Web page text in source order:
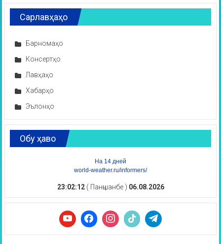
Сарлавҳаҳо
Барномаҳо
Консертҳо
Лавҳаҳо
Хабарҳо
Эълонҳо
Обу ҳаво
На 14 дней
world-weather.ru/informers/
23:02:12( Панҷшанбе ) 06.08.2026